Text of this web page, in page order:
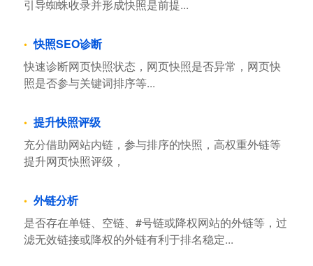
引导蜘蛛收录并形成快照是前提...
快照SEO诊断
快速诊断网页快照状态，网页快照是否异常，网页快
照是否参与关键词排序等...
提升快照评级
充分借助网站内链，参与排序的快照，高权重外链等
提升网页快照评级，
外链分析
是否存在单链、空链、#号链或降权网站的外链等，过
滤无效链接或降权的外链有利于排名稳定...